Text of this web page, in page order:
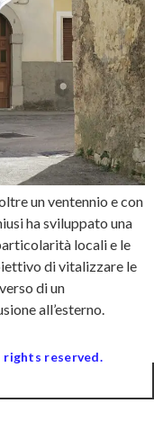
un ventennio e con
ha sviluppato una
locali e le
di vitalizzare le
di un
all’esterno.
rights reserved.